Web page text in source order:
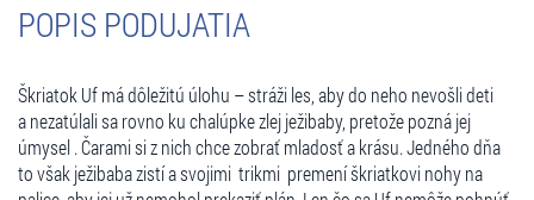
POPIS PODUJATIA
Škriatok Uf má dôležitú úlohu – stráži les, aby do neho nevošli deti
a nezatúlali sa rovno ku chalúpke zlej ježibaby, pretože pozná jej
úmysel . Čarami si z nich chce zobrať mladosť a krásu. Jedného dňa
to však ježibaba zistí a svojimi trikmi premení škriatkovi nohy na